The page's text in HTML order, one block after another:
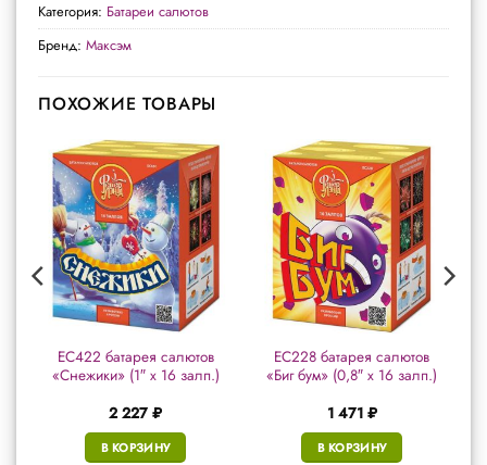
Категория: Батареи салютов
Бренд: Максэм
ПОХОЖИЕ ТОВАРЫ
ЕС422 батарея салютов
«Снежики» (1″ х 16 залп.)
2 227 ₽
В КОРЗИНУ
ЕС228 батарея салютов
«Биг бум» (0,8″ х 16 залп.)
1 471 ₽
В КОРЗИНУ